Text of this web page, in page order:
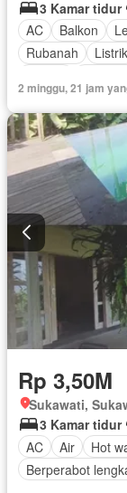
3 Kamar tidur
AC
Balkon
Rubanah
Listrik
Outdoor
Secure parking
Kolam renang
Kabel video
Berperabot
2 minggu, 21 jam
Rp 3,50M
Sukawati,
3 Kamar tidur
AC
Air Hot
Berperabot